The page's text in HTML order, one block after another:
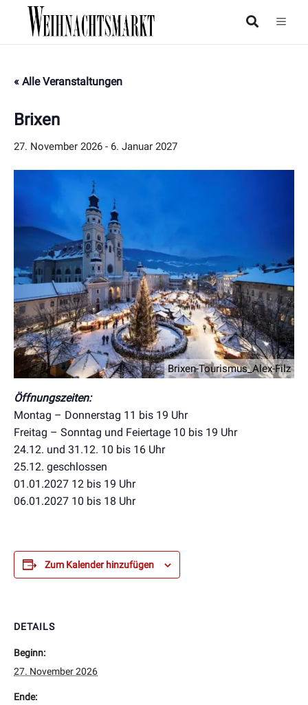
« Alle Veranstaltungen
Brixen
27. November 2026 - 6. Januar 2027
Brixen-Tourismus_Alex-Filz
Öffnungszeiten:
Montag – Donnerstag 11 bis 19 Uhr
Freitag – Sonntag und Feiertage 10 bis 19 Uhr
24.12. und 31.12. 10 bis 16 Uhr
25.12. geschlossen
01.01.2027 12 bis 19 Uhr
06.01.2027 10 bis 18 Uhr
Zum Kalender hinzufügen
DETAILS
Beginn:
27. November 2026
Ende: